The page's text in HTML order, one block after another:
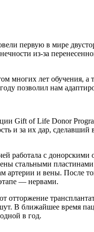
первую в мире
из-за
многих лет обучения,
позволил нам
Gift of Life Donor
и за их дар,
работала с донорскими
стальными
артерии и вены. После
— нервами.
В ближайшее время
в год.